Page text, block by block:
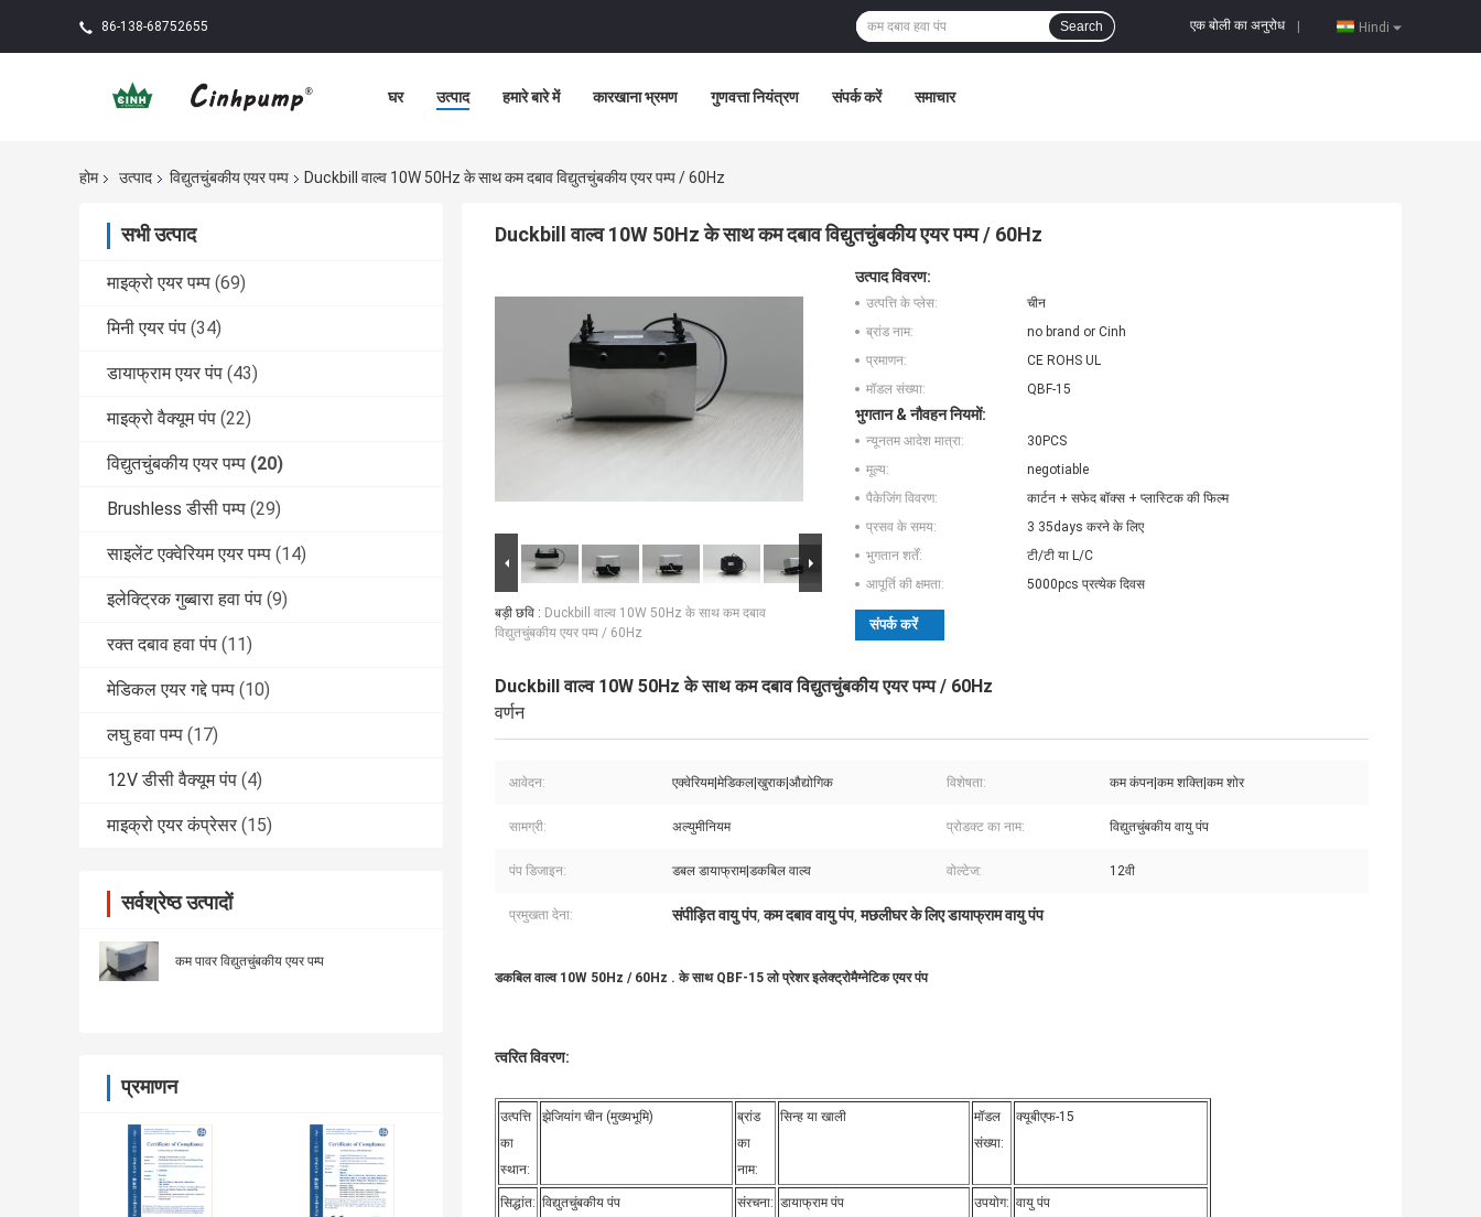
86-138-68752655 Hindi
एक बोली का अनुरोध
Search
घर उत्पाद हमारे बारे में कारखाना भ्रमण गुणवत्ता नियंत्रण संपर्क करें समाचार
होम उत्पाद विद्युतचुंबकीय एयर पम्प Duckbill वाल्व 10W 50Hz के साथ कम दबाव विद्युतचुंबकीय एयर पम्प / 60Hz
सभी उत्पाद
माइक्रो एयर पम्प (69)
मिनी एयर पंप (34)
डायाफ्राम एयर पंप (43)
माइक्रो वैक्यूम पंप (22)
विद्युतचुंबकीय एयर पम्प (20)
Brushless डीसी पम्प (29)
साइलेंट एक्वेरियम एयर पम्प (14)
इलेक्ट्रिक गुब्बारा हवा पंप (9)
रक्त दबाव हवा पंप (11)
मेडिकल एयर गद्दे पम्प (10)
लघु हवा पम्प (17)
12V डीसी वैक्यूम पंप (4)
माइक्रो एयर कंप्रेसर (15)
सर्वश्रेष्ठ उत्पादों
कम पावर विद्युतचुंबकीय एयर पम्प
प्रमाणन
Duckbill वाल्व 10W 50Hz के साथ कम दबाव विद्युतचुंबकीय एयर पम्प / 60Hz
बड़ी छवि : Duckbill वाल्व 10W 50Hz के साथ कम दबाव
विद्युतचुंबकीय एयर पम्प / 60Hz
उत्पाद विवरण:
उत्पत्ति के प्लेस:
चीन
ब्रांड नाम:
no brand or Cinh
प्रमाणन:
CE ROHS UL
मॉडल संख्या:
QBF-15
भुगतान & नौवहन नियमों:
न्यूनतम आदेश मात्रा:
30PCS
मूल्य:
negotiable
पैकेजिंग विवरण:
कार्टन + सफेद बॉक्स + प्लास्टिक की फिल्म
प्रसव के समय:
3 35days करने के लिए
भुगतान शर्तें:
टी/टी या L/C
आपूर्ति की क्षमता:
5000pcs प्रत्येक दिवस
संपर्क करें
Duckbill वाल्व 10W 50Hz के साथ कम दबाव विद्युतचुंबकीय एयर पम्प / 60Hz
वर्णन
आवेदन: एक्वेरियम|मेडिकल|खुराक|औद्योगिक विशेषता: कम कंपन|कम शक्ति|कम शोर
सामग्री: अल्युमीनियम प्रोडक्ट का नाम: विद्युतचुंबकीय वायु पंप
पंप डिजाइन: डबल डायाफ्राम|डकबिल वाल्व वोल्टेज: 12वी
प्रमुखता देना: संपीड़ित वायु पंप,कम दबाव वायु पंप,मछलीघर के लिए डायाफ्राम वायु पंप
डकबिल वाल्व 10W 50Hz / 60Hz . के साथ QBF-15 लो प्रेशर इलेक्ट्रोमैग्नेटिक एयर पंप
त्वरित विवरण:
उत्पत्ति
का
स्थान:
झेजियांग चीन (मुख्यभूमि)
ब्रांड
का
नाम:
सिन्ह या खाली
मॉडल
संख्या:
क्यूबीएफ-15
सिद्धांत: विद्युतचुंबकीय पंप संरचना: डायाफ्राम पंप उपयोग: वायु पंप